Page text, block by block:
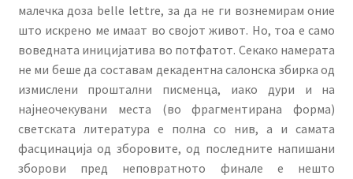
малечка доза belle lettre, за да не ги вознемирам оние
што искрено ме имаат во својот живот. Но, тоа е само
воведната иницијатива во потфатот. Секако намерата
не ми беше да составам декадентна салонска збирка од
измислени проштални писменца, иако дури и на
најнеочекувани места (во фрагментирана форма)
светската литература е полна со нив, а и самата
фасцинација од зборовите, од последните напишани
зборови пред неповратното финале е нешто